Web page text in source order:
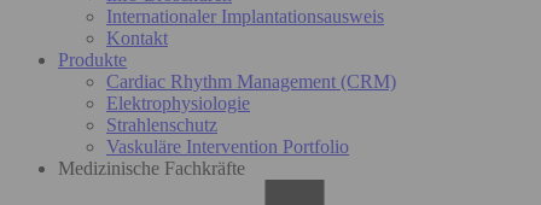
Internationaler Implantationsausweis
Kontakt
Produkte
Cardiac Rhythm Management (CRM)
Elektrophysiologie
Strahlenschutz
Vaskuläre Intervention Portfolio
Medizinische Fachkräfte